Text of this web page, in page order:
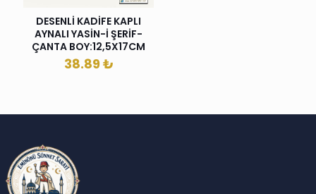
DESENLİ KADİFE KAPLI
AYNALI YASİN-İ ŞERİF-
ÇANTA BOY:12,5X17CM
38.89 ₺